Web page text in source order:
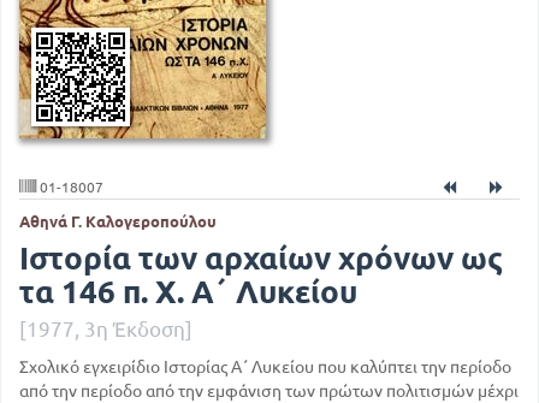
01-18007
Αθηνά Γ. Καλογεροπούλου
Ιστορία των αρχαίων χρόνων ως
τα 146 π. Χ. Α΄ Λυκείου
[1977, 3η Έκδοση]
Σχολικό εγχειρίδιο Ιστορίας Α΄ Λυκείου που καλύπτει την περίοδο
από την περίοδο από την εμφάνιση των πρώτων πολιτισμών μέχρι